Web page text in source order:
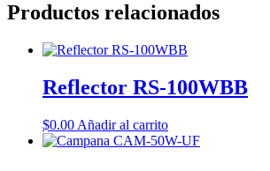
Productos relacionados
Reflector RS-100WBB
$0.00 Añadir al carrito